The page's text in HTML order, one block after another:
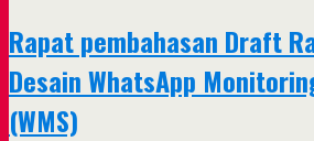
Rapat pembahasan Draft
Desain WhatsApp
(WMS)